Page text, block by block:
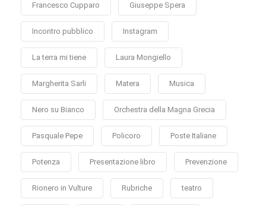
Francesco Cupparo Giuseppe Spera
Incontro pubblico Instagram
La terra mi tiene Laura Mongiello
Margherita Sarli Matera Musica
Nero su Bianco Orchestra della Magna Grecia
Pasquale Pepe Policoro Poste Italiane
Potenza Presentazione libro Prevenzione
Rionero in Vulture Rubriche teatro